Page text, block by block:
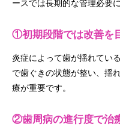
ースでは長期的な管理必要
①初期段階では改善を
炎症によって歯が揺れてい
で歯ぐきの状態が整い、揺
療が重要です。
②歯周病の進行度で治